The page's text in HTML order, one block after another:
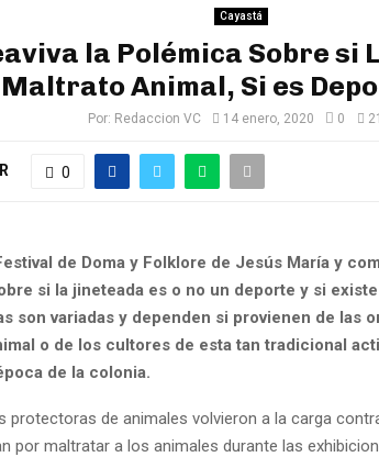
Cayastá
la Polémica Sobre si
Maltrato Animal, Si es
Por: Redaccion VC 14 enero, 2020 0
0
de Doma y Folklore de Jesús María y
si la jineteada es o no un deporte y si
son variadas y dependen si provienen de las
o de los cultores de esta tan tradicional
de la colonia.
protectoras de animales volvieron a la carga
por maltratar a los animales durante las